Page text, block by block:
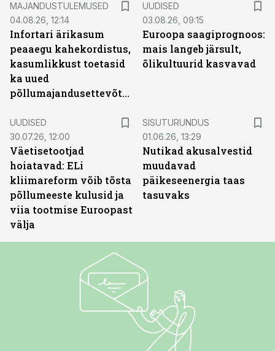
MAJANDUSTULEMUSED
04.08.26, 12:14
Infortari ärikasum
peaaegu kahekordistus,
kasumlikkust toetasid
ka uued
põllumajandusettevõtted
UUDISED
03.08.26, 09:15
Euroopa saagiprognoos:
mais langeb järsult,
õlikultuurid kasvavad
UUDISED
30.07.26, 12:00
Väetisetootjad
hoiatavad: ELi
kliimareform võib tõsta
põllumeeste kulusid ja
viia tootmise Euroopast
välja
SISUTURUNDUS
01.06.26, 13:29
Nutikad akusalvestid
muudavad
päikeseenergia taas
tasuvaks